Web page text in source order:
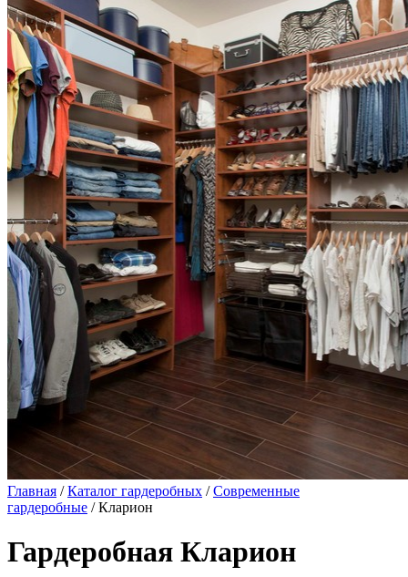
Главная /Каталог гардеробных /Современные
гардеробные / Кларион
Гардеробная Кларион